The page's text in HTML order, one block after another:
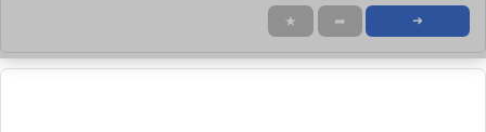
★ ➦ ➜